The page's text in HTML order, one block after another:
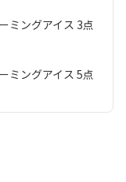
ミングアイス 3点
ミングアイス 5点